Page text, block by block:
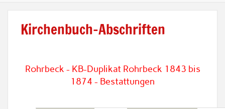
Kirchenbuch-Abschriften
Rohrbeck - KB-Duplikat Rohrbeck 1843 bis
1874 - Bestattungen